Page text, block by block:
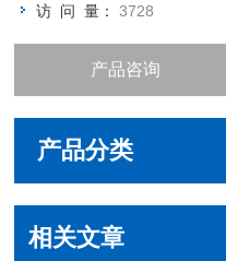
访 问 量：3728
产品咨询
产品分类
相关文章